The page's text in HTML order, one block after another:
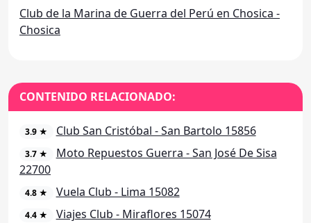
Club de la Marina de Guerra del Perú en Chosica -
Chosica
CONTENIDO RELACIONADO:
3.9 ★ Club San Cristóbal - San Bartolo 15856
3.7 ★
Moto Repuestos Guerra - San José De Sisa
22700
4.8 ★ Vuela Club - Lima 15082
4.4 ★ Viajes Club - Miraflores 15074